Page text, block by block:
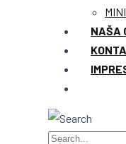
NAŠA